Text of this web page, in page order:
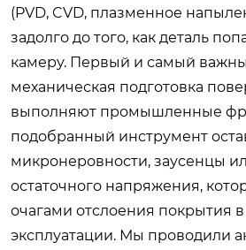
(PVD, CVD, плазменное
задолго до того, как деталь
камеру. Первый и самый
механическая подготовка
выполняют промышленные
подобранный инструмент
микронеровности, заусенцы
остаточного напряжения,
очагами отслоения покрытия
эксплуатации. Мы проводили